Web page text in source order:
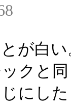
が白い
クと
にし